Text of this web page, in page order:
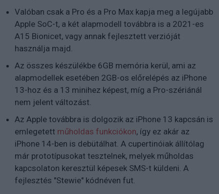
Valóban csak a Pro és a Pro Max kapja meg a legújabb
Apple SoC-t, a két alapmodell továbbra is a 2021-es
A15 Bionicet, vagy annak fejlesztett verzióját
használja majd.
Az összes készülékbe 6GB memória kerül, ami az
alapmodellek esetében 2GB-os előrelépés az iPhone
13-hoz és a 13 minihez képest, míg a Pro-szériánál
nem jelent változást.
Az Apple továbbra is dolgozik az iPhone 13 kapcsán is
emlegetett műholdas funkciókon, így ez akár az
iPhone 14-ben is debütálhat. A cupertinóiak állítólag
már prototípusokat tesztelnek, melyek műholdas
kapcsolaton keresztül képesek SMS-t küldeni. A
fejlesztés "Stewie" kódnéven fut.